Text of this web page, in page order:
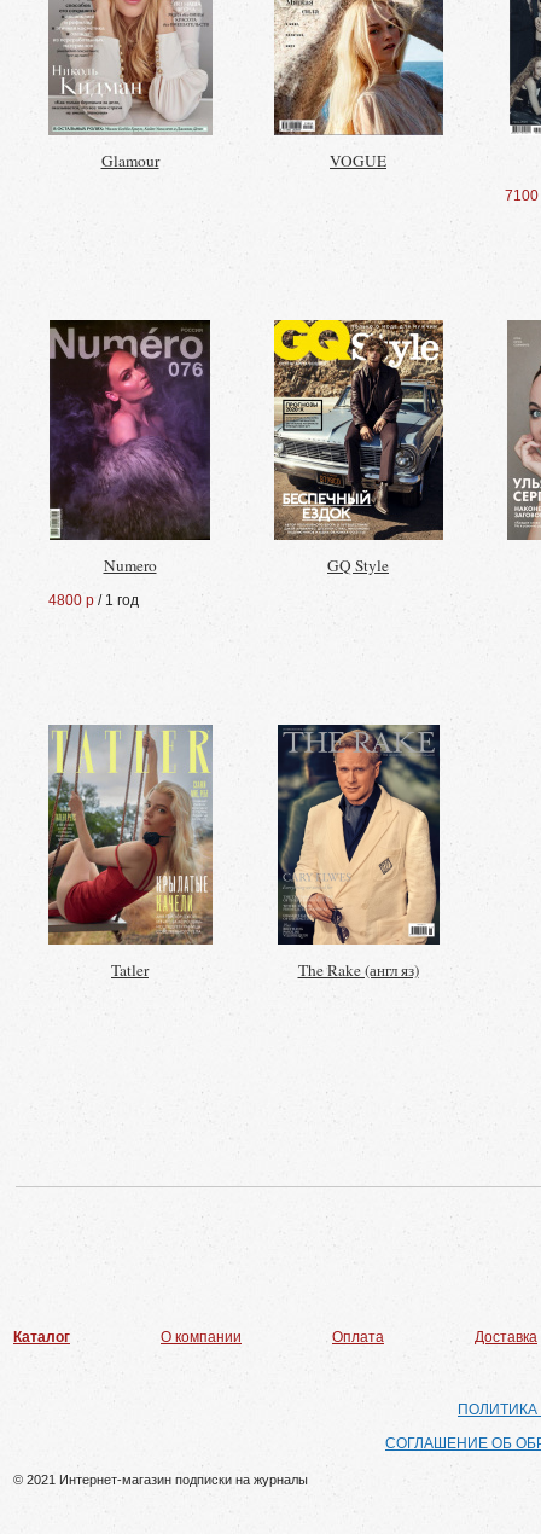
Glamour VOGUE
7100
Numero
4800 р / 1 год
GQ Style
Tatler The Rake (англ яз)
Каталог О компании Оплата Доставка
СОГЛАШЕНИЕ ОБ
© 2021 Интернет-магазин подписки на журналы